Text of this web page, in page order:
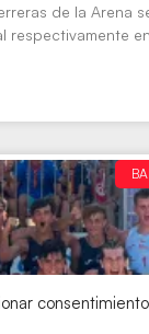
consentimiento
de la Arena
respectivamente